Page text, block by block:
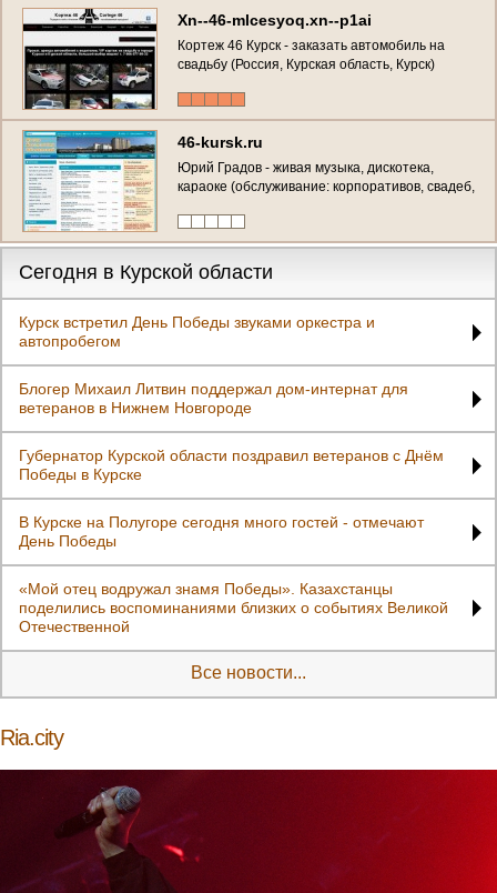
Xn--46-mlcesyoq.xn--p1ai
Кортеж 46 Курск - заказать автомобиль на
свадьбу (Россия, Курская область, Курск)
46-kursk.ru
Юрий Градов - живая музыка, дискотека,
караоке (обслуживание: корпоративов, свадеб,
Сегодня в Курской области
Курск встретил День Победы звуками оркестра и
автопробегом
Блогер Михаил Литвин поддержал дом-интернат для
ветеранов в Нижнем Новгороде
Губернатор Курской области поздравил ветеранов с Днём
Победы в Курске
В Курске на Полугоре сегодня много гостей - отмечают
День Победы
«Мой отец водружал знамя Победы». Казахстанцы
поделились воспоминаниями близких о событиях Великой
Отечественной
Все новости...
Ria.city